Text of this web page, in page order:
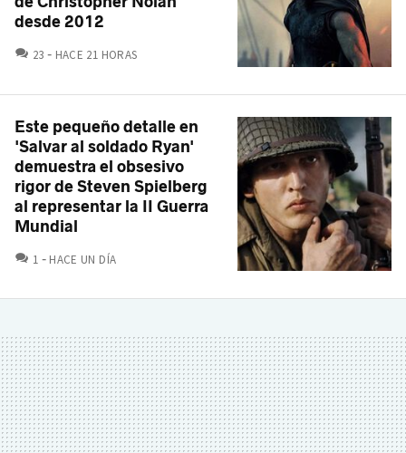
desde 2012
23 COMENTARIOS
HACE 21 HORAS
Este pequeño detalle en
'Salvar al soldado Ryan'
demuestra el obsesivo
rigor de Steven Spielberg
al representar la II Guerra
Mundial
1 COMENTARIOS
HACE UN DÍA